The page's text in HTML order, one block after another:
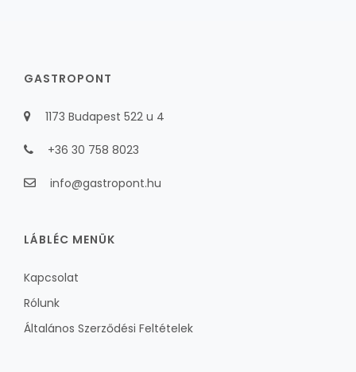
GASTROPONT
1173 Budapest 522 u 4
+36 30 758 8023
info@gastropont.hu
LÁBLÉC MENÜK
Kapcsolat
Rólunk
Általános Szerződési Feltételek